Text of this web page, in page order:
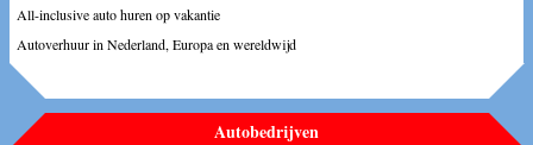
All-inclusive auto huren op vakantie
Autoverhuur in Nederland, Europa en wereldwijd
Autobedrijven